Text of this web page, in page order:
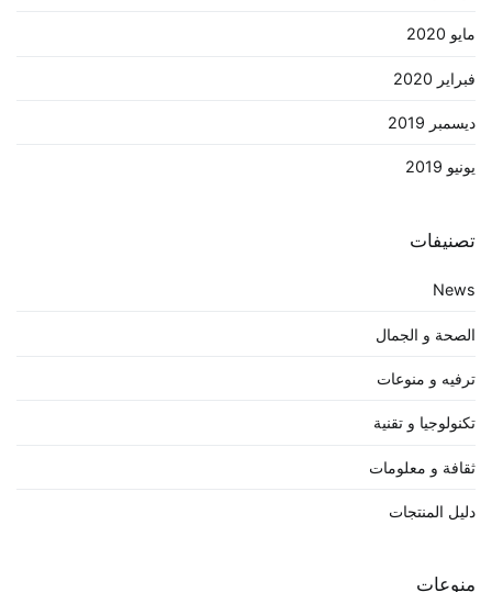
مايو 2020
فبراير 2020
ديسمبر 2019
يونيو 2019
تصنيفات
News
الصحة و الجمال
ترفيه و منوعات
تكنولوجيا و تقنية
ثقافة و معلومات
دليل المنتجات
منوعات